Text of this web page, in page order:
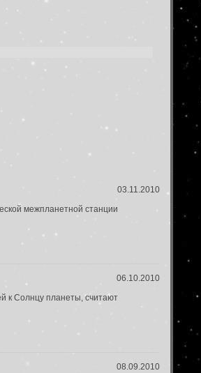
03.11.2010
межпланетной станции
06.10.2010
к Солнцу планеты, считают
08.09.2010